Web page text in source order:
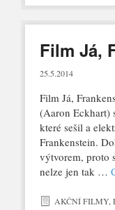
Film Já,
25.5.2014
Film Já,
(Aaron Eckhart)
které sešil a
Frankenstein.
výtvorem, proto
nelze jen tak …
AKČNÍ FILMY,